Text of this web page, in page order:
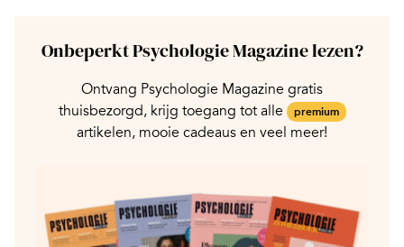
Onbeperkt Psychologie Magazine lezen?
Ontvang Psychologie Magazine gratis
thuisbezorgd, krijg toegang tot alle
premium
artikelen, mooie cadeaus en veel meer!